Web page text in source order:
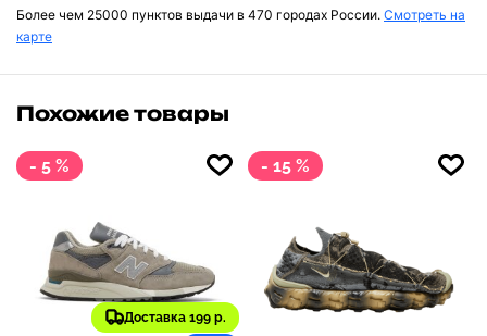
Более чем 25000 пунктов выдачи в 470 городах России. Смотреть на
карте
Похожие товары
- 5 %
Доставка 199 р.
- 15 %